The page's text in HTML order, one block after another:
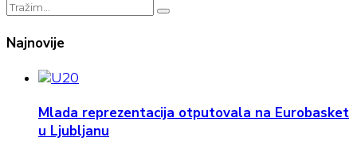
Najnovije
Mlada reprezentacija otputovala na Eurobasket
u Ljubljanu